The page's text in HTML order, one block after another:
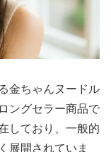
金ちゃんヌードル
ングセラー商品で
しており、一般的
展開されていま